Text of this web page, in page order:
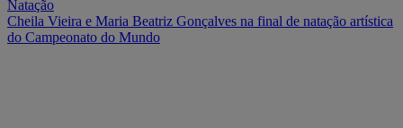
Natação
Cheila Vieira e Maria Beatriz Gonçalves na final de natação artística
do Campeonato do Mundo